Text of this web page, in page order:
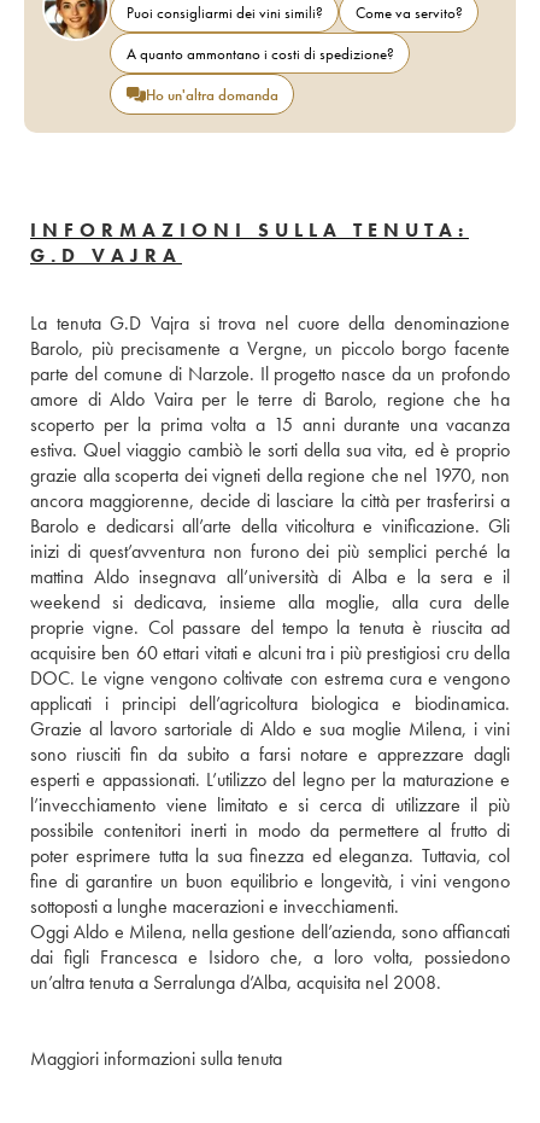
Puoi consigliarmi dei vini simili?
Come va servito?
A quanto ammontano i costi di spedizione?
Ho un'altra domanda
INFORMAZIONI SULLA TENUTA:
G.D VAJRA
La tenuta G.D Vajra si trova nel cuore della denominazione
Barolo, più precisamente a Vergne, un piccolo borgo facente
parte del comune di Narzole. Il progetto nasce da un profondo
amore di Aldo Vaira per le terre di Barolo, regione che ha
scoperto per la prima volta a 15 anni durante una vacanza
estiva. Quel viaggio cambiò le sorti della sua vita, ed è proprio
grazie alla scoperta dei vigneti della regione che nel 1970, non
ancora maggiorenne, decide di lasciare la città per trasferirsi a
Barolo e dedicarsi all’arte della viticoltura e vinificazione. Gli
inizi di quest’avventura non furono dei più semplici perché la
mattina Aldo insegnava all’università di Alba e la sera e il
weekend si dedicava, insieme alla moglie, alla cura delle
proprie vigne. Col passare del tempo la tenuta è riuscita ad
acquisire ben 60 ettari vitati e alcuni tra i più prestigiosi cru della
DOC. Le vigne vengono coltivate con estrema cura e vengono
applicati i principi dell’agricoltura biologica e biodinamica.
Grazie al lavoro sartoriale di Aldo e sua moglie Milena, i vini
sono riusciti fin da subito a farsi notare e apprezzare dagli
esperti e appassionati. L’utilizzo del legno per la maturazione e
l’invecchiamento viene limitato e si cerca di utilizzare il più
possibile contenitori inerti in modo da permettere al frutto di
poter esprimere tutta la sua finezza ed eleganza. Tuttavia, col
fine di garantire un buon equilibrio e longevità, i vini vengono
sottoposti a lunghe macerazioni e invecchiamenti.
Oggi Aldo e Milena, nella gestione dell’azienda, sono affiancati
dai figli Francesca e Isidoro che, a loro volta, possiedono
un’altra tenuta a Serralunga d’Alba, acquisita nel 2008.
Maggiori informazioni sulla tenuta